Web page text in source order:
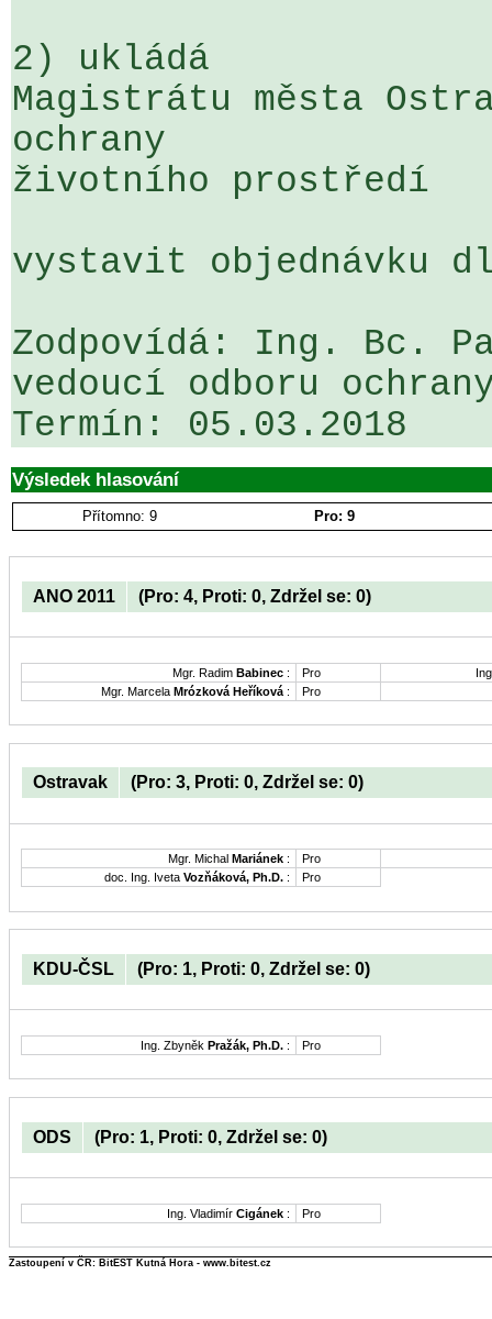
2) ukládá
Magistrátu města
ochrany
životního prostředí
vystavit objednávku
Zodpovídá: Ing. Bc.
vedoucí odboru
Výsledek hlasování
Přítomno: 9 Pro: 9
ANO 2011 (Pro: 4, Proti: 0, Zdržel se: 0)
Mgr. Radim Babinec : Pro
Mgr. Marcela Mrózková Heříková : Pro
Ostravak (Pro: 3, Proti: 0, Zdržel se: 0)
Mgr. Michal Mariánek :
Pro
doc. Ing. Iveta Vozňáková, Ph.D. : Pro
KDU-ČSL (Pro: 1, Proti: 0, Zdržel se: 0)
Ing. Zbyněk Pražák, Ph.D. : Pro
ODS (Pro: 1, Proti: 0, Zdržel se: 0)
Ing. Vladimír Cigánek : Pro
Zastoupení v ČR: BitEST Kutná Hora - www.bitest.cz